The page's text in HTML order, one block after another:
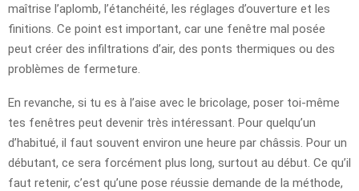
maîtrise l’aplomb, l’étanchéité, les réglages d’ouverture et les
finitions. Ce point est important, car une fenêtre mal posée
peut créer des infiltrations d’air, des ponts thermiques ou des
problèmes de fermeture.
En revanche, si tu es à l’aise avec le bricolage, poser toi-même
tes fenêtres peut devenir très intéressant. Pour quelqu’un
d’habitué, il faut souvent environ une heure par châssis. Pour un
débutant, ce sera forcément plus long, surtout au début. Ce qu’il
faut retenir, c’est qu’une pose réussie demande de la méthode,